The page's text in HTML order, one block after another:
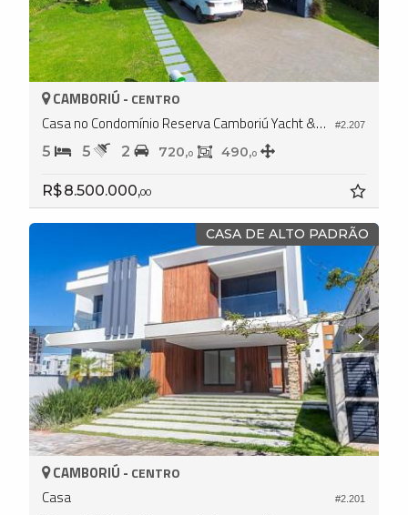
#2.207
CAMBORIÚ - CENTRO
Casa no Condomínio Reserva Camboriú Yacht & Golf
5 5 2 720,0 490,0
R$ 8.500.000,00
CASA DE ALTO PADRÃO
#2.201
CAMBORIÚ - CENTRO
Casa